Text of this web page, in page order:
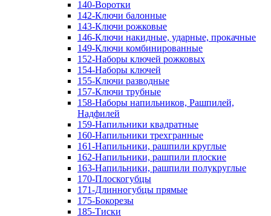
140-Воротки
142-Ключи балонные
143-Ключи рожковые
146-Ключи накидные, ударные, прокачные
149-Ключи комбинированные
152-Наборы ключей рожковых
154-Наборы ключей
155-Ключи разводные
157-Ключи трубные
158-Наборы напильников, Рашпилей,
Надфилей
159-Напильники квадратные
160-Напильники трехгранные
161-Напильники, рашпили круглые
162-Напильники, рашпили плоские
163-Напильники, рашпили полукруглые
170-Плоскогубцы
171-Длинногубцы прямые
175-Бокорезы
185-Тиски